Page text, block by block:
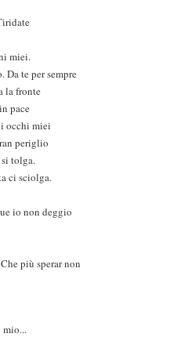
miei.
Da te per sempre
la fronte
pace
occhi miei
periglio
tolga.
ci sciolga.
io non deggio
non
mio...